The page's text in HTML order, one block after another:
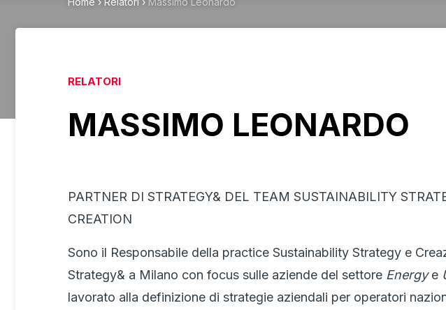
RELATORI
MASSIMO LEONARDO
PARTNER DI STRATEGY& DEL TEAM SUSTAINABILITY
CREATION
Sono il Responsabile della practice Sustainability Strategy e
Strategy& a Milano con focus sulle aziende del settore Energye
lavorato alla definizione di strategie aziendali per operatori